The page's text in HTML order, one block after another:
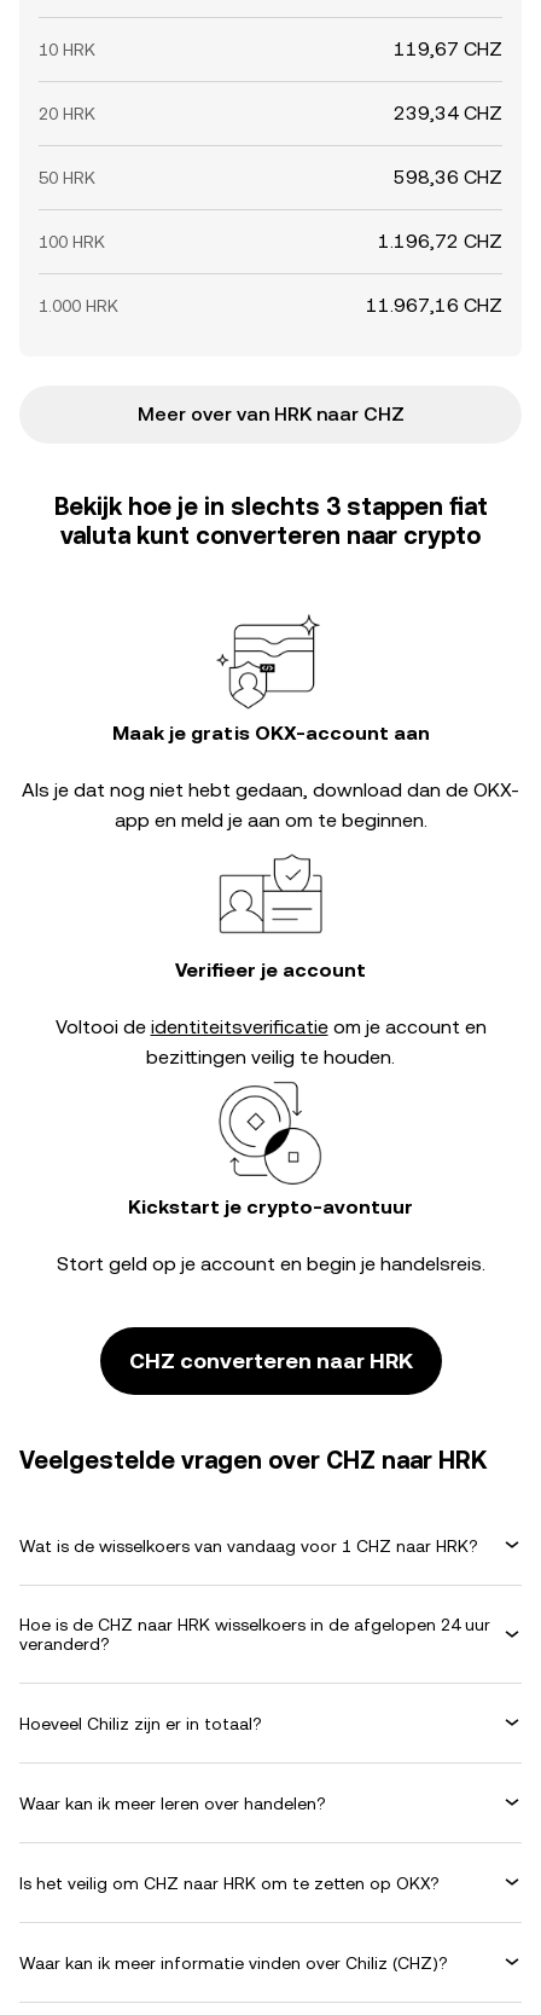
10 HRK 119,67 CHZ
20 HRK 239,34 CHZ
50 HRK 598,36 CHZ
100 HRK 1.196,72 CHZ
1.000 HRK 11.967,16 CHZ
Meer over van HRK naar CHZ
Bekijk hoe je in slechts 3 stappen fiat
valuta kunt converteren naar crypto
Maak je gratis OKX-account aan
Als je dat nog niet hebt gedaan, download dan de OKX-
app en meld je aan om te beginnen.
Verifieer je account
Voltooi de identiteitsverificatieom je account en
bezittingen veilig te houden.
Kickstart je crypto-avontuur
Stort geld op je account en begin je handelsreis.
CHZ converteren naar HRK
Veelgestelde vragen over CHZ naar HRK
Wat is de wisselkoers van vandaag voor 1 CHZ naar HRK?
Hoe is de CHZ naar HRK wisselkoers in de afgelopen 24 uur
veranderd?
Hoeveel Chiliz zijn er in totaal?
Waar kan ik meer leren over handelen?
Is het veilig om CHZ naar HRK om te zetten op OKX?
Waar kan ik meer informatie vinden over Chiliz (CHZ)?